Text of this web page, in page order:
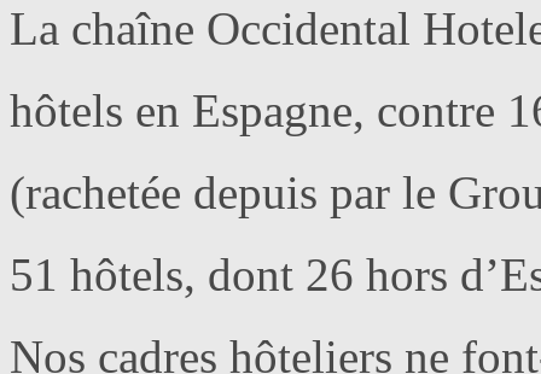
La chaîne Occidental
hôtels en Espagne, contre
(rachetée depuis par le
51 hôtels, dont 26 hors
Nos cadres hôteliers ne